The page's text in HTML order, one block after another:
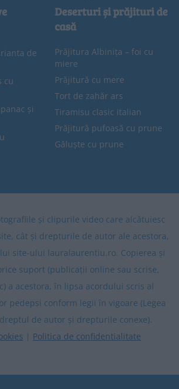
de
cu
și
Deserturi și prăjituri de
casă
Prăjitura Albinița – foi cu
miere
Prăjitură cu mere
Tort de zahăr ars
Tiramisu clasic italian
Prăjitură pufoasă cu prune
Găluște cu prune
și clipurile video care alcătuiesc
cât și drepturile de autor ale acestora,
site-ului lauralaurentiu.ro. Copierea și
suport (publicații online sau scrise,
a acestora, în lipsa acordului scris al
pedepsi conform legii în vigoare (Legea
de autor și drepturile conexe).
| Politica de confidentialitate